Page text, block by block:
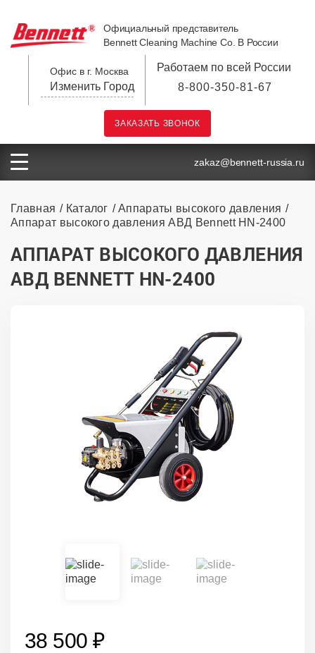
Официальный представитель
Bennett Cleaning Machine Co. В России
Офис в г. Москва
Изменить Город
Работаем по всей России
8-800-350-81-67
ЗАКАЗАТЬ ЗВОНОК
zakaz@bennett-russia.ru
Главная Каталог
Аппараты высокого давления
Аппарат высокого давления АВД Bennett HN-2400
АППАРАТ ВЫСОКОГО ДАВЛЕНИЯ
АВД BENNETT HN-2400
38 500 ₽